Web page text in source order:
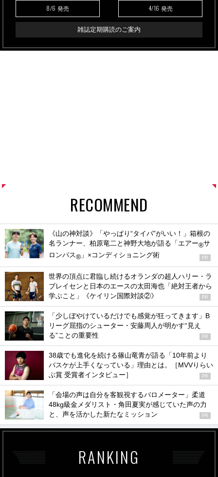
8/6 発売 4/16 発売
雑誌定期購読のご案内
RECOMMEND
《山の神対談》「やっぱり“タイパ”がいい！」箱根の
名ランナー、柏原竜二と神野大地が語る「エアー®サ
ロンパス® 」×コンディショニング術 PR
世界の頂点に君臨し続けるオランダの超人ハリー・ラ
ブレイセンと日本のエースの太田海也「絶対王者から
学ぶこと」《ケイリン国際対談②》
PR
「少しぼやけているだけでも感覚が狂ってきます」B
リーグ屈指のシューター・安藤周人が明かす“見え
る”ことの重要性
PR
38歳でも進化を続ける篠山竜青が語る「10年前より
バスケが上手くなっている」理由とは。［MVVりらい
ぶ賞 受賞者インタビュー］
PR
「会場の声は自分を客観視するバロメーター」柔道
48kg級金メダリスト・角田夏実が感じていた声の力
と、声を活かした新たなミッション
PR
RANKING